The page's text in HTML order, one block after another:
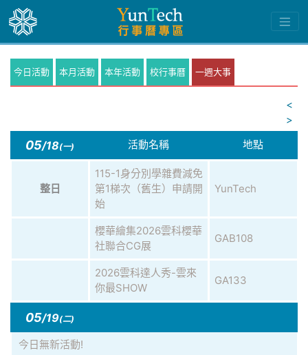
今日活動 本月活動 本年活動 校行事曆 一週大事
<
>
05/18(一) 活動名稱 地點
整日
115-1身分別學雜費減免
第1梯次（舊生）申請開
始
YunTech
櫻華繪集2026雲科櫻華
社聯合CG展
GAB108
2026雲科達人秀-雲來
你最SHOW
GA133
05/19(二)
今日無新活動!